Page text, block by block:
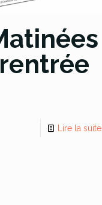
rentrée
Lire la suite